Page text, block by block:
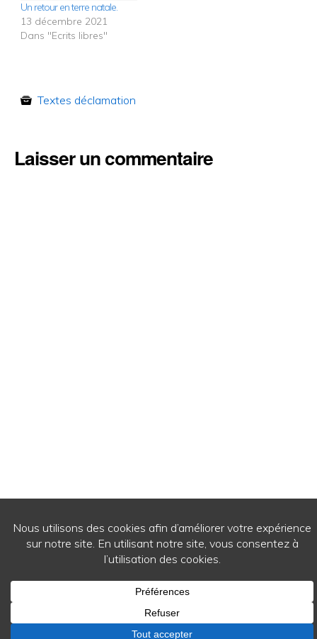
Un retour en terre natale.
13 décembre 2021
Dans "Ecrits libres"
Textes déclamation
Laisser un commentaire
- Ecrits de passage - Tous droits réservés.